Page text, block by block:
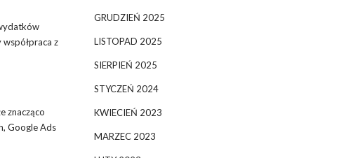
z
znacząco
Google Ads
GRUDZIEŃ 2025
LISTOPAD 2025
SIERPIEŃ 2025
STYCZEŃ 2024
KWIECIEŃ 2023
MARZEC 2023